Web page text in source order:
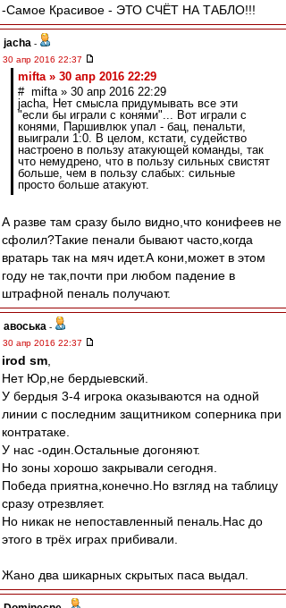
-Самое Красивое - ЭТО СЧЁТ НА ТАБЛО!!!
jacha -
30 апр 2016 22:37
mifta » 30 апр 2016 22:29
# mifta » 30 апр 2016 22:29
jacha, Нет смысла придумывать все эти
"если бы играли с конями"... Вот играли с
конями, Паршивлюк упал - бац, пенальти,
выиграли 1:0. В целом, кстати, судейство
настроено в пользу атакующей команды, так
что немудрено, что в пользу сильных свистят
больше, чем в пользу слабых: сильные
просто больше атакуют.
А разве там сразу было видно,что конифеев не
сфолил?Такие пенали бывают часто,когда
вратарь так на мяч идет.А кони,может в этом
году не так,почти при любом падение в
штрафной пеналь получают.
авоська -
30 апр 2016 22:37
irod sm
Нет Юр,не бердыевский.
У бердыя 3-4 игрока оказываются на одной
линии с последним защитником соперника при
контратаке.
У нас -один.Остальные догоняют.
Но зоны хорошо закрывали сегодня.
Победа приятна,конечно.Но взгляд на таблицу
сразу отрезвляет.
Но никак не непоставленный пеналь.Нас до
этого в трёх играх прибивали.
Жано два шикарных скрытых паса выдал.